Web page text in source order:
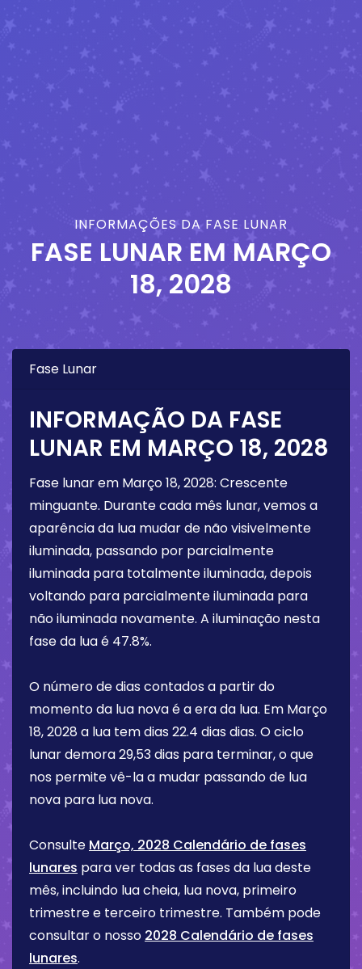
INFORMAÇÕES DA FASE LUNAR
FASE LUNAR EM MARÇO
18, 2028
Fase Lunar
INFORMAÇÃO DA FASE
LUNAR EM MARÇO 18, 2028
Fase lunar em Março 18, 2028: Crescente
minguante. Durante cada mês lunar, vemos a
aparência da lua mudar de não visivelmente
iluminada, passando por parcialmente
iluminada para totalmente iluminada, depois
voltando para parcialmente iluminada para
não iluminada novamente. A iluminação nesta
fase da lua é 47.8%.
O número de dias contados a partir do
momento da lua nova é a era da lua. Em Março
18, 2028 a lua tem dias 22.4 dias dias. O ciclo
lunar demora 29,53 dias para terminar, o que
nos permite vê-la a mudar passando de lua
nova para lua nova.
Consulte Março, 2028 Calendário de fases
lunares para ver todas as fases da lua deste
mês, incluindo lua cheia, lua nova, primeiro
trimestre e terceiro trimestre. Também pode
consultar o nosso 2028 Calendário de fases
lunares.